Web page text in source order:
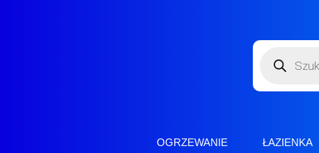
OGRZEWANIE ŁAZIENKA